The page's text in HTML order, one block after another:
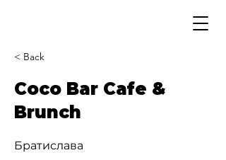
< Back
Coco Bar Cafe &
Brunch
Братислава